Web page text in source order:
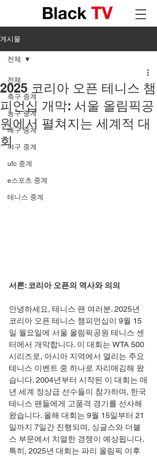
게시물
전체
축구 중계
농구 중계
배구 중계
야구 중계
ufc 중계
e스포츠 중계
테니스 중계
전체
2025 코리아 오픈 테니스 챔
피언십 개막: 서울 올림픽공
원에서 펼쳐지는 세계적 대
회
서론: 코리아 오픈의 역사와 의의
안녕하세요, 테니스 팬 여러분. 2025년
코리아 오픈 테니스 챔피언십이 9월 15
일 월요일에 서울 올림픽공원 테니스 센
터에서 개막합니다. 이 대회는 WTA 500
시리즈로, 아시아 지역에서 열리는 주요
테니스 이벤트 중 하나로 자리매김해 왔
습니다. 2004년부터 시작된 이 대회는 매
년 세계 정상급 선수들이 참가하며, 한국
테니스 팬들에게 고품격 경기를 선사해
왔습니다. 올해 대회는 9월 15일부터 21
일까지 7일간 진행되며, 싱글스와 더블
스 부문에서 치열한 경쟁이 예상됩니다.
특히, 2025년 대회는 파리 올림픽 이후